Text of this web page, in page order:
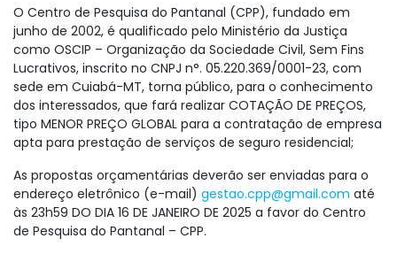
O Centro de Pesquisa do Pantanal (CPP), fundado em
junho de 2002, é qualificado pelo Ministério da Justiça
como OSCIP – Organização da Sociedade Civil, Sem Fins
Lucrativos, inscrito no CNPJ n°. 05.220.369/0001-23, com
sede em Cuiabá-MT, torna público, para o conhecimento
dos interessados, que fará realizar COTAÇÃO DE PREÇOS,
tipo MENOR PREÇO GLOBAL para a contratação de empresa
apta para prestação de serviços de seguro residencial;
As propostas orçamentárias deverão ser enviadas para o
endereço eletrônico (e-mail) gestao.cpp@gmail.com até
às 23h59 DO DIA 16 DE JANEIRO DE 2025 a favor do Centro
de Pesquisa do Pantanal – CPP.